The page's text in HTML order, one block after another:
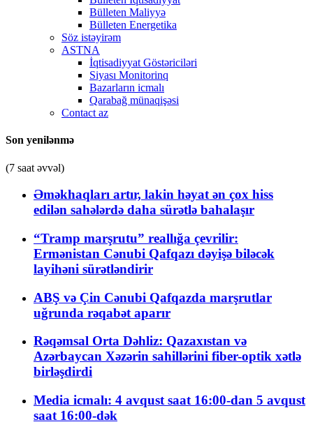
Bülleten Maliyyə
Bülleten Energetika
Söz istəyirəm
ASTNA
İqtisadiyyat Göstəriciləri
Siyası Monitorinq
Bazarların icmalı
Qarabağ münaqişəsi
Contact az
Son yenilənmə
(7 saat əvvəl)
Əməkhaqları artır, lakin həyat ən çox hiss
edilən sahələrdə daha sürətlə bahalaşır
“Tramp marşrutu” reallığa çevrilir:
Ermənistan Cənubi Qafqazı dəyişə biləcək
layihəni sürətləndirir
ABŞ və Çin Cənubi Qafqazda marşrutlar
uğrunda rəqabət aparır
Rəqəmsal Orta Dəhliz: Qazaxıstan və
Azərbaycan Xəzərin sahillərini fiber-optik xətlə
birləşdirdi
Media icmalı: 4 avqust saat 16:00-dan 5 avqust
saat 16:00-dək